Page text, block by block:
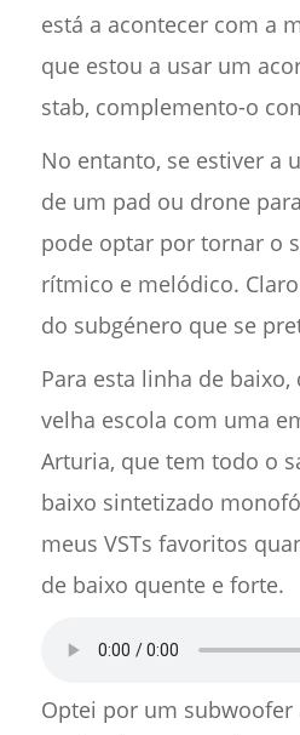
está a acontecer com a
que estou a usar um
stab, complemento-o
No entanto, se estiver a
de um pad ou drone
pode optar por tornar o
rítmico e melódico.
do subgénero que se
Para esta linha de
velha escola com uma
Arturia, que tem todo o
baixo sintetizado
meus VSTs favoritos
de baixo quente e forte.
Optei por um subwoofer